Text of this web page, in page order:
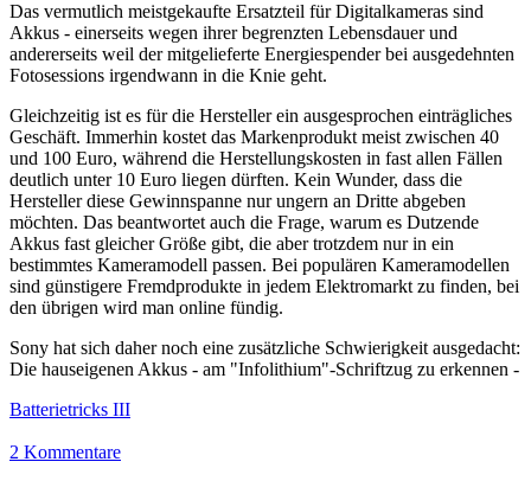
Das vermutlich meistgekaufte Ersatzteil für Digitalkameras sind
Akkus - einerseits wegen ihrer begrenzten Lebensdauer und
andererseits weil der mitgelieferte Energiespender bei ausgedehnten
Fotosessions irgendwann in die Knie geht.
Gleichzeitig ist es für die Hersteller ein ausgesprochen einträgliches
Geschäft. Immerhin kostet das Markenprodukt meist zwischen 40
und 100 Euro, während die Herstellungskosten in fast allen Fällen
deutlich unter 10 Euro liegen dürften. Kein Wunder, dass die
Hersteller diese Gewinnspanne nur ungern an Dritte abgeben
möchten. Das beantwortet auch die Frage, warum es Dutzende
Akkus fast gleicher Größe gibt, die aber trotzdem nur in ein
bestimmtes Kameramodell passen. Bei populären Kameramodellen
sind günstigere Fremdprodukte in jedem Elektromarkt zu finden, bei
den übrigen wird man online fündig.
Sony hat sich daher noch eine zusätzliche Schwierigkeit ausgedacht:
Die hauseigenen Akkus - am "Infolithium"-Schriftzug zu erkennen -
Batterietricks III
2 Kommentare